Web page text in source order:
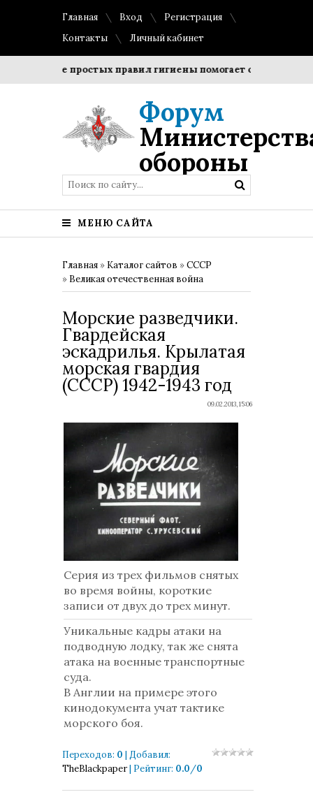
Главная Вход
Регистрация
Контакты
Личный кабинет
простых правил гигиены помогает сохранить
Форум
обороны
МЕНЮ САЙТА
Главная » Каталог сайтов »СССР
» Великая отечественная война
Морские разведчики.
Гвардейская
эскадрилья. Крылатая
морская гвардия
(СССР) 1942-1943 год
09.02.2013, 15:06
Серия из трех фильмов снятых
во время войны, короткие
записи от двух до трех минут.
Уникальные кадры атаки на
подводную лодку, так же снята
атака на военные транспортные
суда.
В Англии на примере этого
кинодокумента учат тактике
морского боя.
Переходов: 0 | Добавил:
TheBlackpaper| Рейтинг: 0.0/0